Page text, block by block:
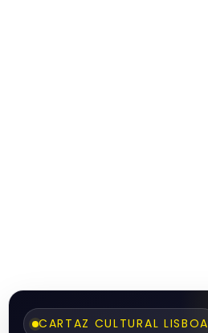
CARTAZ CULTURAL LISBOA